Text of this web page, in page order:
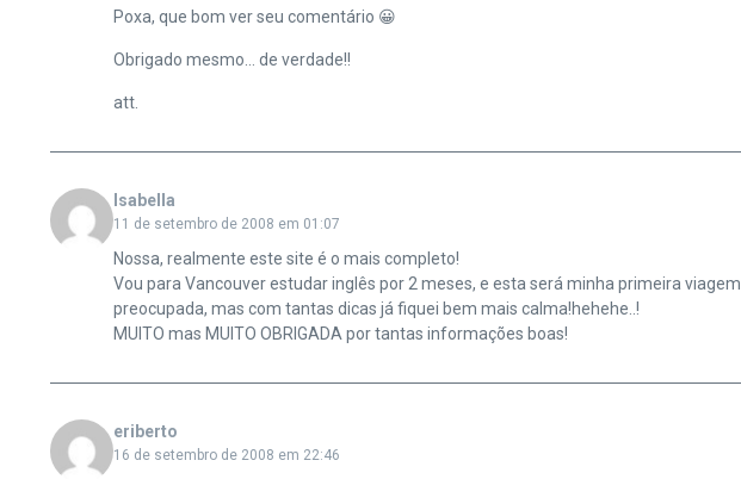
Poxa, que bom ver seu comentário 😀
Obrigado mesmo… de verdade!!
att.
Isabella
11 de setembro de 2008 em 01:07
Nossa, realmente este site é o mais completo!
Vou para Vancouver estudar inglês por 2 meses, e esta será minha primeira
preocupada, mas com tantas dicas já fiquei bem mais calma!hehehe..!
MUITO mas MUITO OBRIGADA por tantas informações boas!
eriberto
16 de setembro de 2008 em 22:46